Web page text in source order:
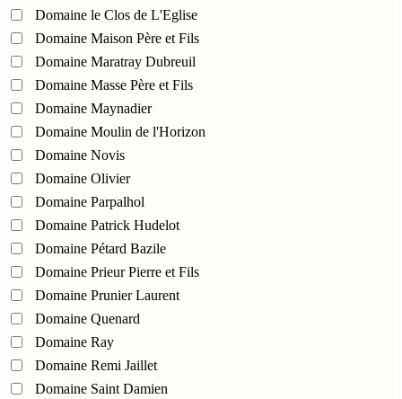
Domaine le Clos de L'Eglise
Domaine Maison Père et Fils
Domaine Maratray Dubreuil
Domaine Masse Père et Fils
Domaine Maynadier
Domaine Moulin de l'Horizon
Domaine Novis
Domaine Olivier
Domaine Parpalhol
Domaine Patrick Hudelot
Domaine Pétard Bazile
Domaine Prieur Pierre et Fils
Domaine Prunier Laurent
Domaine Quenard
Domaine Ray
Domaine Remi Jaillet
Domaine Saint Damien